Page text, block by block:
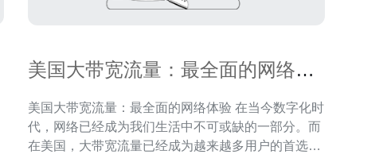
美国大带宽流量：最全面的网络体
美国大带宽流量：最全面的网络体验 在当今数字化时
代，网络已经成为我们生活中不可或缺的一部分。而
在美国，大带宽流量已经成为越来越多用户的首选，